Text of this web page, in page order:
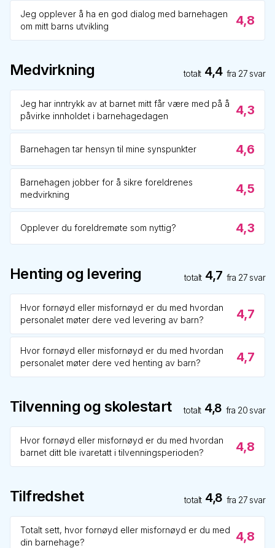
Jeg opplever å ha en god dialog med barnehagen
om mitt barns utvikling
4,8
Medvirkning totalt 4,4 fra 27 svar
Jeg har inntrykk av at barnet mitt får være med på å
påvirke innholdet i barnehagedagen
4,3
Barnehagen tar hensyn til mine synspunkter 4,6
Barnehagen jobber for å sikre foreldrenes
medvirkning
4,5
Opplever du foreldremøte som nyttig? 4,3
Henting og levering totalt 4,7 fra 27 svar
Hvor fornøyd eller misfornøyd er du med hvordan
personalet møter dere ved levering av barn?
4,7
Hvor fornøyd eller misfornøyd er du med hvordan
personalet møter dere ved henting av barn?
4,7
Tilvenning og skolestart totalt 4,8 fra 20 svar
Hvor fornøyd eller misfornøyd er du med hvordan
barnet ditt ble ivaretatt i tilvenningsperioden?
4,8
Tilfredshet totalt 4,8 fra 27 svar
Totalt sett, hvor fornøyd eller misfornøyd er du med
din barnehage?
4,8